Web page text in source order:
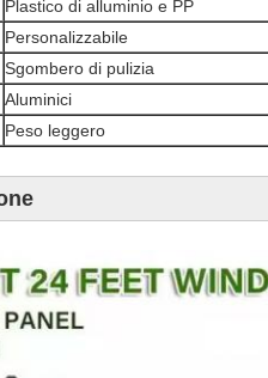
Plastico di alluminio e PP
Personalizzabile
Sgombero di pulizia
Aluminici
Peso leggero